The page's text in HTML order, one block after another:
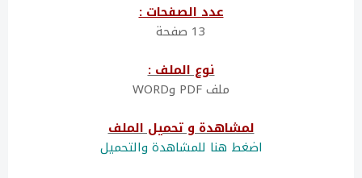
عدد الصفحات :
13 صفحة
نوع الملف :
ملف PDF وWORD
لمشاهدة و تحميل الملف
اضغط هنا للمشاهدة والتحميل